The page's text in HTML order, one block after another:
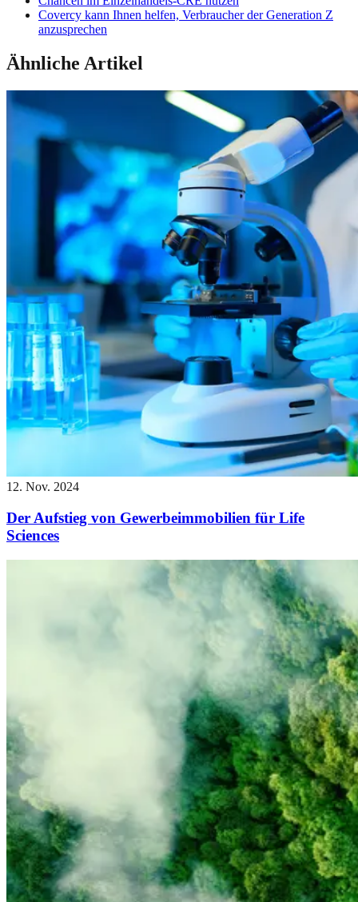
Covercy kann Ihnen helfen, Verbraucher der Generation Z
anzusprechen
Ähnliche Artikel
12. Nov. 2024
Der Aufstieg von Gewerbeimmobilien für Life
Sciences